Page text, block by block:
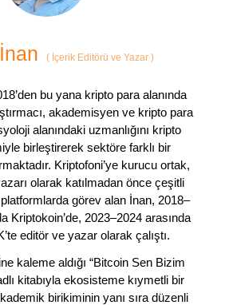
( İçerik Editörü ve Yazar )
bu yana kripto para alanında
akademisyen ve kripto para
alanındaki uzmanlığını kripto
birleştirerek sektöre farklı bir
Kriptofoni’ye kurucu ortak,
olarak katılmadan önce çeşitli
görev alan İnan, 2018–
Kriptokoin’de, 2023–2024 arasında
editör ve yazar olarak çalıştı.
kaleme aldığı “Bitcoin Sen Bizim
kitabıyla ekosisteme kıymetli bir
birikiminin yanı sıra düzenli